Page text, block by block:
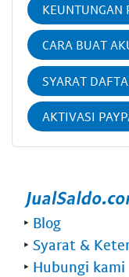
KEUNTUNGAN
CARA BUAT
SYARAT
AKTIVASI
‣ Blog
‣ Syarat &
‣ Hubungi kami